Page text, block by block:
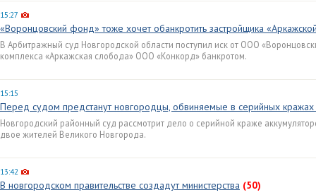
15:27
«Воронцовский фонд» тоже хочет обанкротить застройщика
В Арбитражный суд Новгородской области поступил иск от ООО
комплекса «Аркажская слобода» ООО «Конкорд» банкротом.
15:15
Перед судом предстанут новгородцы, обвиняемые в серийных кражах
Новгородский районный суд рассмотрит дело о серийной краже
двое жителей Великого Новгорода.
13:42
В новгородском правительстве создадут министерства (50)